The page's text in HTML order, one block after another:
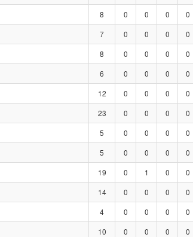
8 0 0 0 0
7 0 0 0 0
8 0 0 0 0
6 0 0 0 0
12 0 0 0 0
23 0 0 0 0
5 0 0 0 0
5 0 0 0 0
19 0 1 0 0
14 0 0 0 0
4 0 0 0 0
10 0 0 0 0